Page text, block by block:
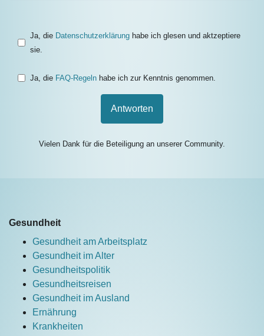
Ja, die Datenschutzerklärung habe ich glesen und aktzeptiere
sie.
Ja, die FAQ-Regeln habe ich zur Kenntnis genommen.
Antworten
Vielen Dank für die Beteiligung an unserer Community.
Gesundheit
Gesundheit am Arbeitsplatz
Gesundheit im Alter
Gesundheitspolitik
Gesundheitsreisen
Gesundheit im Ausland
Ernährung
Krankheiten